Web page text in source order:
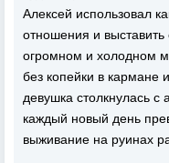
Алексей использовал
отношения и
огромном и холодном
без копейки в кармане
девушка столкнулась
каждый новый день
выживание на руинах